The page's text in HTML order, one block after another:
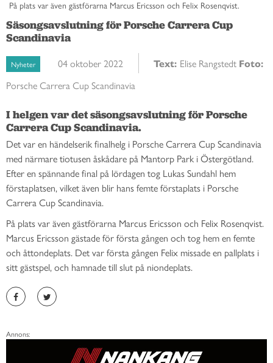
På plats var även gästförarna Marcus Ericsson och Felix Rosenqvist.
Säsongsavslutning för Porsche Carrera Cup
Scandinavia
Nyheter 04 oktober 2022 Text: Elise Rangstedt Foto:
Porsche Carrera Cup Scandinavia
I helgen var det säsongsavslutning för Porsche
Carrera Cup Scandinavia.
Det var en händelserik finalhelg i Porsche Carrera Cup Scandinavia
med närmare tiotusen åskådare på Mantorp Park i Östergötland.
Efter en spännande final på lördagen tog Lukas Sundahl hem
förstaplatsen, vilket även blir hans femte förstaplats i Porsche
Carrera Cup Scandinavia.
På plats var även gästförarna Marcus Ericsson och Felix Rosenqvist.
Marcus Ericsson gästade för första gången och tog hem en femte
och åttondeplats. Det var första gången Felix missade en pallplats i
sitt gästspel, och hamnade till slut på niondeplats.
Annons: